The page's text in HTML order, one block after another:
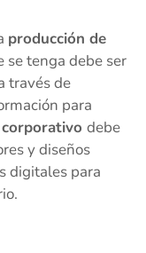
producción de
se tenga debe ser
través de
para
corporativo debe
y diseños
digitales para